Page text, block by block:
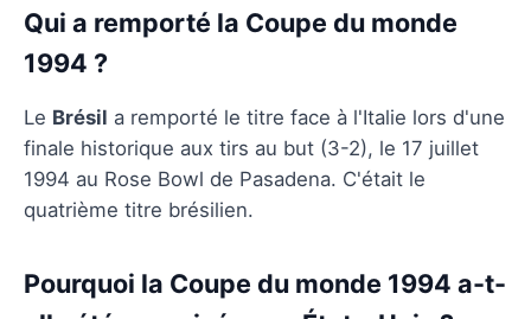
Qui a remporté la Coupe du monde
1994 ?
Le Brésil a remporté le titre face à l'Italie lors d'une
finale historique aux tirs au but (3-2), le 17 juillet
1994 au Rose Bowl de Pasadena. C'était le
quatrième titre brésilien.
Pourquoi la Coupe du monde 1994 a-t-